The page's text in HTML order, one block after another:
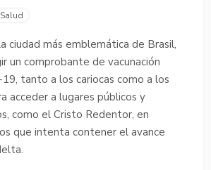
Salud
ciudad más emblemática de Brasil,
un comprobante de vacunación
tanto a los cariocas como a los
acceder a lugares públicos y
como el Cristo Redentor, en
que intenta contener el avance